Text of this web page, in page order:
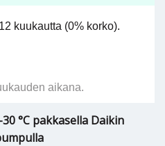
kuukautta (0% korko).
aikana.
°C pakkasella Daikin